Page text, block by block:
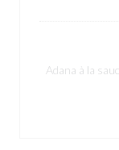
Adana à la